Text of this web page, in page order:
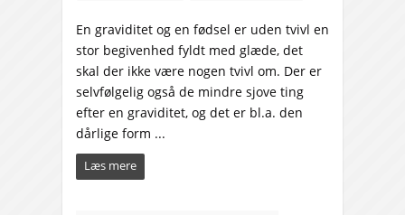
En graviditet og en fødsel er uden tvivl en
stor begivenhed fyldt med glæde, det
skal der ikke være nogen tvivl om. Der er
selvfølgelig også de mindre sjove ting
efter en graviditet, og det er bl.a. den
dårlige form ...
Læs mere